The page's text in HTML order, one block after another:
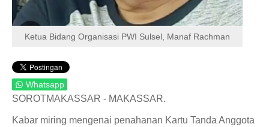
Ketua Bidang Organisasi PWI Sulsel, Manaf Rachman
Whatsapp
SOROTMAKASSAR - MAKASSAR.
Kabar miring mengenai penahanan Kartu Tanda Anggota